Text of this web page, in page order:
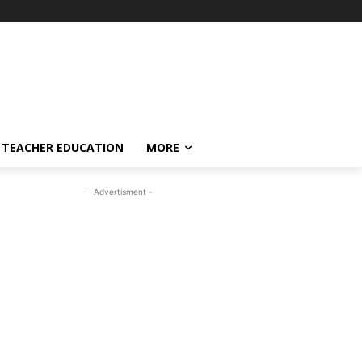
TEACHER EDUCATION MORE
- Advertisment -